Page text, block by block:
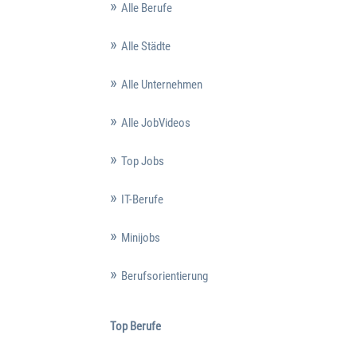
Alle Berufe
Alle Städte
Alle Unternehmen
Alle JobVideos
Top Jobs
IT-Berufe
Minijobs
Berufsorientierung
Top Berufe